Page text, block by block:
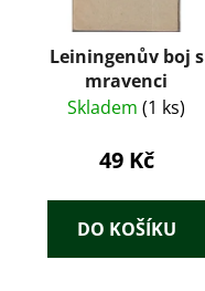
Leiningenův boj s
mravenci
Skladem (1 ks)
49 Kč
DO KOŠÍKU